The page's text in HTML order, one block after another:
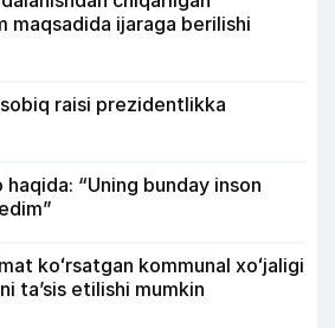
maqsadida ijaraga berilishi
raisi prezidentlikka
“Uning bunday inson
koʻrsatgan kommunal xoʻjaligi
taʼsis etilishi mumkin